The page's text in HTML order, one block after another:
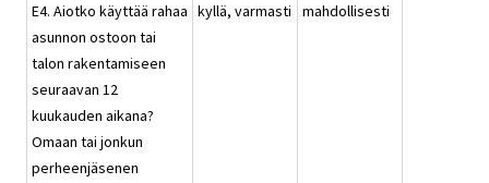
E4. Aiotko käyttää rahaa
asunnon ostoon tai
talon rakentamiseen
seuraavan 12
kuukauden aikana?
Omaan tai jonkun
perheenjäsenen
kyllä, varmasti mahdollisesti